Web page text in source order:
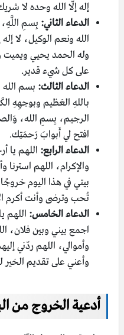
إله إلّا الله وحده لا
الدعاء الثاني: بِسمِ
الله ونعم الوكيل، لا
وله الحمد يحيي ويميت
على كل شيء قدير.
الدعاء الثالث: بسم
باللهِ العَظيـم وبوجهِـهِ
الرجـيم، بِسـمِ الله،
افتح لي أَبوابَ رَحمَتـِك.
الدعاء الرابع: اللهم يا
والإكرام، اللهم
بيتي في هذا اليوم
تُحب وترضى وأنت أكرم
الدعاء الخامس: اللهم
اجمع بيني وبين فلان،
وأموالي، اللهم ردّني
وأعني على تقديم الخير
أدعية الخروج من